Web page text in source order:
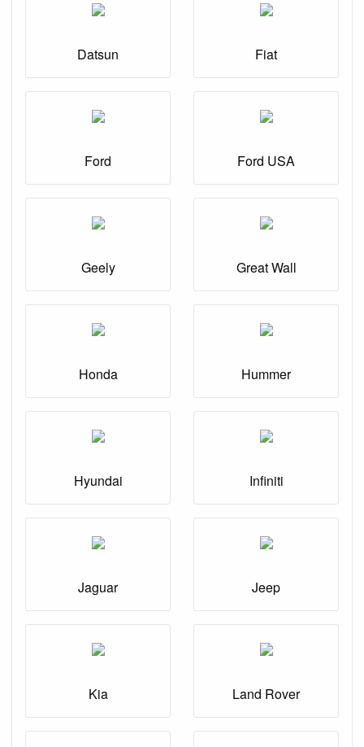
Datsun Fiat
Ford Ford USA
Geely Great Wall
Honda Hummer
Hyundai Infiniti
Jaguar Jeep
Kia Land Rover